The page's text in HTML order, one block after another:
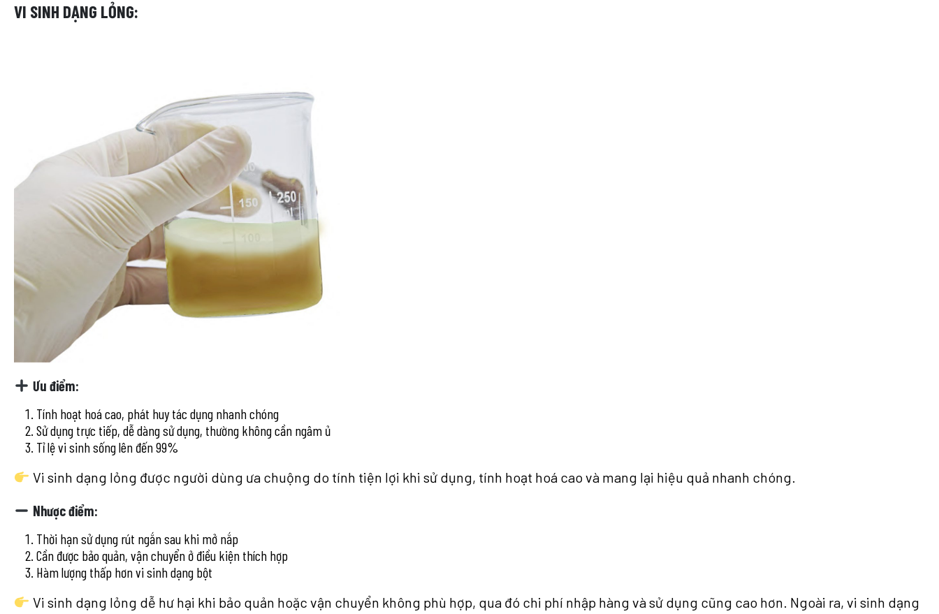
VI SINH DẠNG LỎNG:
Ưu điểm:
Tính hoạt hoá cao, phát huy tác dụng nhanh chóng
Sử dụng trực tiếp, dễ dàng sử dụng, thường không cần ngâm ủ
Tỉ lệ vi sinh sống lên đến 99%
Vi sinh dạng lỏng được người dùng ưa chuộng do tính tiện lợi khi sử dụng, tính hoạt hoá cao và mang lại hiệu quả nhanh chóng.
Nhược điểm:
Thời hạn sử dụng rút ngắn sau khi mở nắp
Cần được bảo quản, vận chuyển ở điều kiện thích hợp
Hàm lượng thấp hơn vi sinh dạng bột
Vi sinh dạng lỏng dễ hư hại khi bảo quản hoặc vận chuyển không phù hợp, qua đó chi phí nhập hàng và sử dụng cũng cao hơn. Ngoài ra, vi sinh dạng